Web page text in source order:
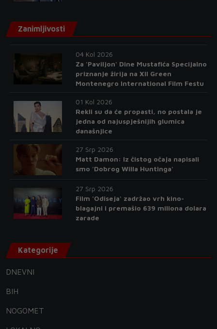
Zanimljivosti
04 Kol 2026
Za 'Paviljon' Dine Mustafića Specijalno
priznanje žirija na XII Green
Montenegro International Film Festu
01 Kol 2026
Rekli su da će propasti, no postala je
jedna od najuspješnijih glumica
današnjice
27 Srp 2026
Matt Damon: Iz čistog očaja napisali
smo 'Dobrog Willa Huntinga'
27 Srp 2026
Film 'Odiseja' zadržao vrh kino-
blagajni i premašio 639 miliona dolara
zarade
Kategorije
DNEVNI
BIH
NOGOMET